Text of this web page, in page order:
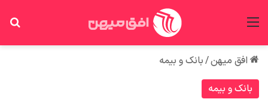
افق میهن/بانک و بیمه
بانک و بیمه